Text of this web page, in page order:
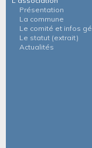
Présentation
La commune
Le comité et infos
Le statut (extrait)
Actualités